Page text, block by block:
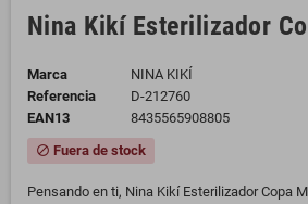
Nina Kikí Esterilizador
Marca
NINA KIKÍ
Referencia
D-212760
EAN13
8435565908805
block Fuera de stock
Pensando en ti, Nina Kikí Esterilizador Copa